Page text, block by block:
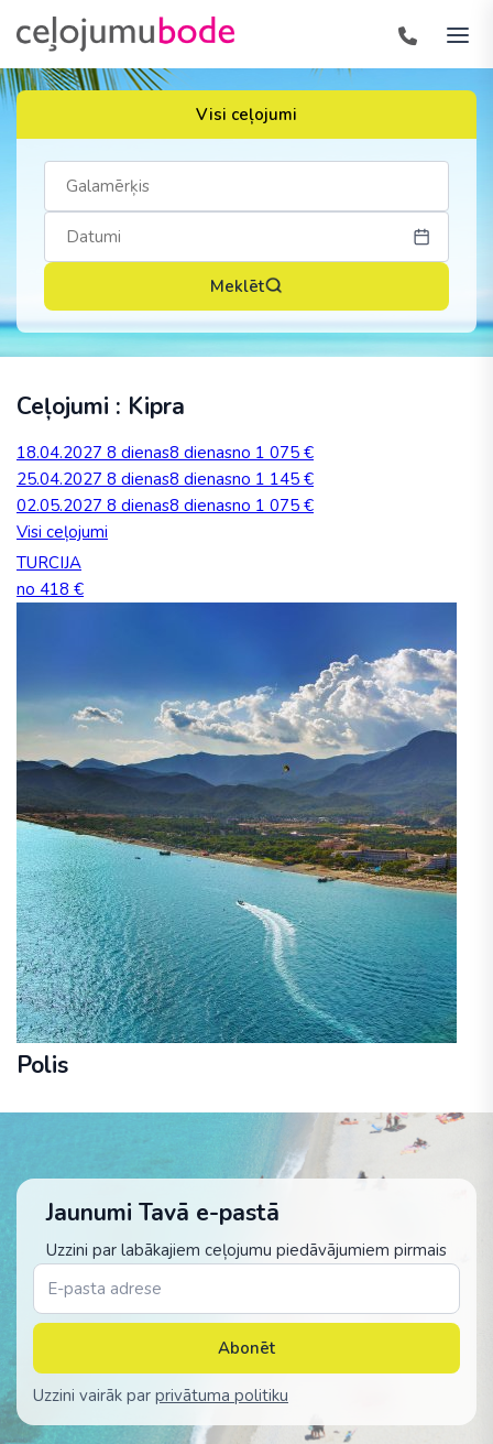
Visi ceļojumi
Meklēt
Ceļojumi : Kipra
18.04.2027 8 dienas8 dienasno 1 075 €
25.04.2027 8 dienas8 dienasno 1 145 €
02.05.2027 8 dienas8 dienasno 1 075 €
Visi ceļojumi
TURCIJA
no 418 €
Polis
Jaunumi Tavā e-pastā
Uzzini par labākajiem ceļojumu piedāvājumiem pirmais
Abonēt
Uzzini vairāk par privātuma politiku